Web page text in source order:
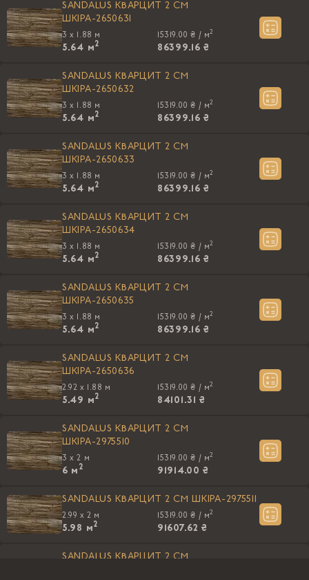
SANDALUS КВАРЦИТ 2 CM
ШКIРА-2650631
3 x 1.88 м
5.64 м2
15319.00 ₴ / м2
86399.16 ₴
SANDALUS КВАРЦИТ 2 CM
ШКIРА-2650632
3 x 1.88 м
5.64 м2
15319.00 ₴ / м2
86399.16 ₴
SANDALUS КВАРЦИТ 2 CM
ШКIРА-2650633
3 x 1.88 м
5.64 м2
15319.00 ₴ / м2
86399.16 ₴
SANDALUS КВАРЦИТ 2 CM
ШКIРА-2650634
3 x 1.88 м
5.64 м2
15319.00 ₴ / м2
86399.16 ₴
SANDALUS КВАРЦИТ 2 CM
ШКIРА-2650635
3 x 1.88 м
5.64 м2
15319.00 ₴ / м2
86399.16 ₴
SANDALUS КВАРЦИТ 2 CM
ШКIРА-2650636
2.92 x 1.88 м
5.49 м2
15319.00 ₴ / м2
84101.31 ₴
SANDALUS КВАРЦИТ 2 CM
ШКIРА-2975510
3 x 2 м
6 м 2
15319.00 ₴ / м2
91914.00 ₴
SANDALUS КВАРЦИТ 2 CM ШКIРА-2975511
2.99 x 2 м
5.98 м2
15319.00 ₴ / м2
91607.62 ₴
SANDALUS КВАРЦИТ 2 CM